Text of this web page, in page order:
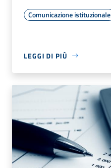
Comunicazione istituzionale
LEGGI DI PIÙ